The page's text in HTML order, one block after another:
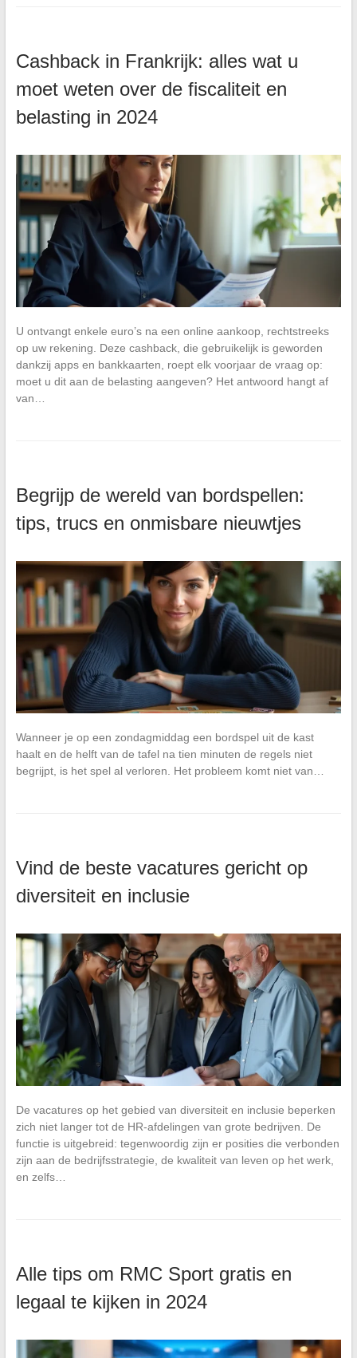
Cashback in Frankrijk: alles wat u
moet weten over de fiscaliteit en
belasting in 2024
U ontvangt enkele euro’s na een online aankoop, rechtstreeks
op uw rekening. Deze cashback, die gebruikelijk is geworden
dankzij apps en bankkaarten, roept elk voorjaar de vraag op:
moet u dit aan de belasting aangeven? Het antwoord hangt af
van…
Begrijp de wereld van bordspellen:
tips, trucs en onmisbare nieuwtjes
Wanneer je op een zondagmiddag een bordspel uit de kast
haalt en de helft van de tafel na tien minuten de regels niet
begrijpt, is het spel al verloren. Het probleem komt niet van…
Vind de beste vacatures gericht op
diversiteit en inclusie
De vacatures op het gebied van diversiteit en inclusie beperken
zich niet langer tot de HR-afdelingen van grote bedrijven. De
functie is uitgebreid: tegenwoordig zijn er posities die verbonden
zijn aan de bedrijfsstrategie, de kwaliteit van leven op het werk,
en zelfs…
Alle tips om RMC Sport gratis en
legaal te kijken in 2024